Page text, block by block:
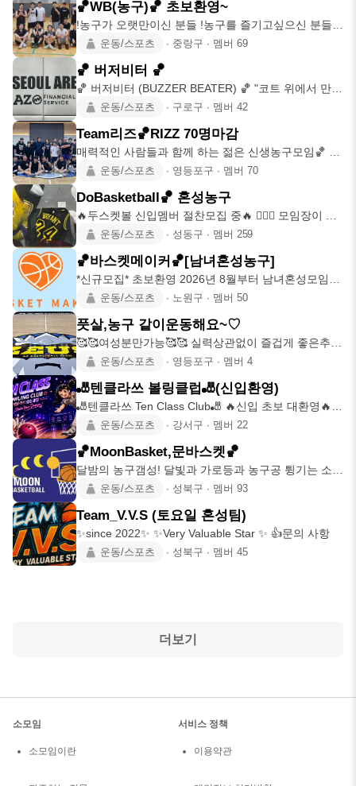
🏀WB(농구)🏀 초보환영~
!농구가 오랫만이신 분들 !농구를 즐기고싶으신 분들 !
남녀노소 농구하실분 모두 환영합니다.
운동/스포츠 ∙ 중랑구 ∙ 멤버 69
🏀 버저비터 🏀
🏀 버저비터 (BUZZER BEATER) 🏀 "코트 위에서 만드
는 최고의 순간" 남녀 누
운동/스포츠 ∙ 구로구 ∙ 멤버 42
Team리즈🏀RIZZ 70명마감
매력적인 사람들과 함께 하는 젊은 신생농구모임🏀 리
즈 RIZZ : 카리스마(Carism
운동/스포츠 ∙ 영등포구 ∙ 멤버 70
DoBasketball🏀 혼성농구
🔥두스켓볼 신입멤버 절찬모집 중🔥 🙋🏻‍♀️ 모임장이 놀
면서 배우려고 만들었어요! ⛹️
운동/스포츠 ∙ 성동구 ∙ 멤버 259
🏀바스켓메이커🏀[남녀혼성농구]
*신규모집* 초보환영 2026년 8월부터 남녀혼성모임으
로 변경됩니다. 안녕하세요!혼성 🏀농
운동/스포츠 ∙ 노원구 ∙ 멤버 50
풋살,농구 같이운동해요~♡
🥰🥰여성분만가능🥰🥰 실력상관없이 즐겁게 좋은추억
만들어가요! 1️⃣가입조건 운동 초보자도
운동/스포츠 ∙ 영등포구 ∙ 멤버 4
🎳텐클라쓰 볼링클럽🎳(신입환영)
🎳텐클라쓰 Ten Class Club🎳 🔥신입 초보 대환영🔥
볼링에 대한 열정과 재미를
운동/스포츠 ∙ 강서구 ∙ 멤버 22
🏀MoonBasket,문바스켓🏀
달밤의 농구갬성! 달빛과 가로등과 농구공 튕기는 소리
의 야외농구를 한 번이라도 맛 본 사
운동/스포츠 ∙ 성북구 ∙ 멤버 93
Team_V.V.S (토요일 혼성팀)
✨️since 2022✨️ ✨️Very Valuable Star ✨️ 👍문의 사항
운동/스포츠 ∙ 성북구 ∙ 멤버 45
더보기
소모임
소모임이란
서비스 정책
이용약관